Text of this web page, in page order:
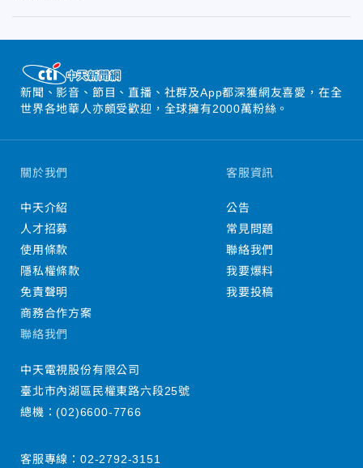
新聞、影音、節目、直播、社群及App都深獲網友喜愛，在全
世界各地華人亦頗受歡迎，全球擁有2000萬粉絲。
關於我們
中天介紹
人才招募
使用條款
隱私權條款
免責聲明
商務合作方案
客服資訊
公告
常見問題
聯絡我們
我要爆料
我要投稿
聯絡我們
中天電視股份有限公司
臺北市內湖區民權東路六段25號
總機：(02)6600-7766
客服專線： 02-2792-3151